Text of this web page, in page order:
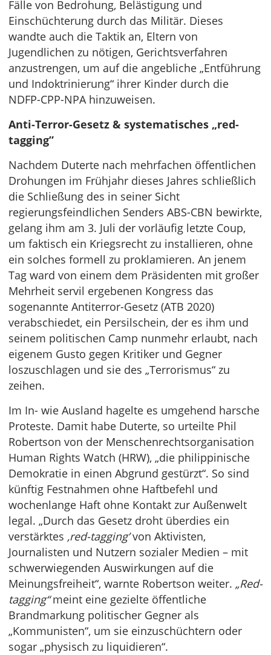
Fälle von Bedrohung, Belästigung und
Einschüchterung durch das Militär. Dieses
wandte auch die Taktik an, Eltern von
Jugendlichen zu nötigen, Gerichtsverfahren
anzustrengen, um auf die angebliche „Entführung
und Indoktrinierung“ ihrer Kinder durch die
NDFP-CPP-NPA hinzuweisen.
Anti-Terror-Gesetz & systematisches „red-
tagging”
Nachdem Duterte nach mehrfachen öffentlichen
Drohungen im Frühjahr dieses Jahres schließlich
die Schließung des in seiner Sicht
regierungsfeindlichen Senders ABS-CBN bewirkte,
gelang ihm am 3. Juli der vorläufig letzte Coup,
um faktisch ein Kriegsrecht zu installieren, ohne
ein solches formell zu proklamieren. An jenem
Tag ward von einem dem Präsidenten mit großer
Mehrheit servil ergebenen Kongress das
sogenannte Antiterror-Gesetz (ATB 2020)
verabschiedet, ein Persilschein, der es ihm und
seinem politischen Camp nunmehr erlaubt, nach
eigenem Gusto gegen Kritiker und Gegner
loszuschlagen und sie des „Terrorismus“ zu
zeihen.
Im In- wie Ausland hagelte es umgehend harsche
Proteste. Damit habe Duterte, so urteilte Phil
Robertson von der Menschenrechtsorganisation
Human Rights Watch (HRW), „die philippinische
Demokratie in einen Abgrund gestürzt“. So sind
künftig Festnahmen ohne Haftbefehl und
wochenlange Haft ohne Kontakt zur Außenwelt
legal. „Durch das Gesetz droht überdies ein
verstärktes ‚red-tagging’von Aktivisten,
Journalisten und Nutzern sozialer Medien – mit
schwerwiegenden Auswirkungen auf die
Meinungsfreiheit“, warnte Robertson weiter. „Red-
tagging“meint eine gezielte öffentliche
Brandmarkung politischer Gegner als
„Kommunisten“, um sie einzuschüchtern oder
sogar „physisch zu liquidieren“.